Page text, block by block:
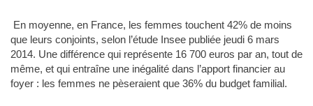
En moyenne, en France, les femmes touchent 42% de moins
que leurs conjoints, selon l’étude Insee publiée jeudi 6 mars
2014. Une différence qui représente 16 700 euros par an, tout de
même, et qui entraîne une inégalité dans l’apport financier au
foyer : les femmes ne pèseraient que 36% du budget familial.